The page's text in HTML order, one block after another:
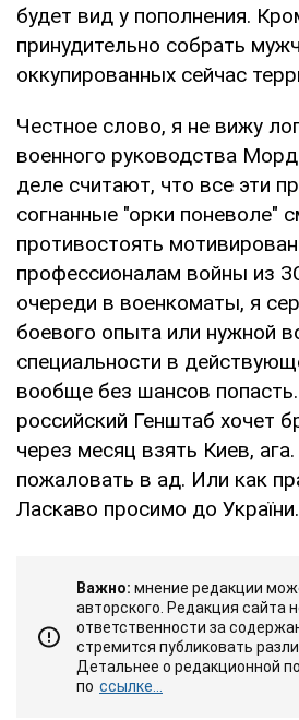
будет вид у пополнения.
принудительно собрать
оккупированных сейчас
Честное слово, я не вижу
военного руководства
деле считают, что все эти
согнанные "орки поневоле"
противостоять
профессионалам войны из
очереди в военкоматы, я
боевого опыта или нужной
специальности в
вообще без шансов
российский Генштаб хочет
через месяц взять Киев,
пожаловать в ад. Или как
Ласкаво просимо до України.
Важно: мнение редакции
авторского. Редакция сайта
ответственности за
стремится публиковать
Детальнее о редакционной
по ссылке...